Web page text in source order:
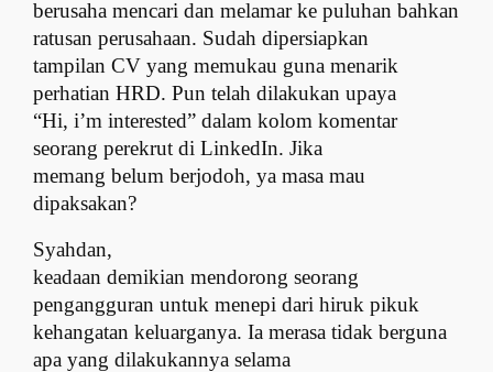
berusaha mencari dan melamar ke puluhan bahkan
ratusan perusahaan. Sudah dipersiapkan
tampilan CV yang memukau guna menarik
perhatian HRD. Pun telah dilakukan upaya
“Hi, i’m interested” dalam kolom komentar
seorang perekrut di LinkedIn. Jika
memang belum berjodoh, ya masa mau
dipaksakan?
Syahdan,
keadaan demikian mendorong seorang
pengangguran untuk menepi dari hiruk pikuk
kehangatan keluarganya. Ia merasa tidak berguna
apa yang dilakukannya selama